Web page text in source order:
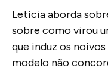
Letícia aborda
sobre como virou
que induz os
modelo não